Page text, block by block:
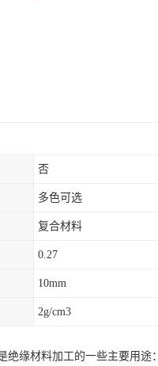
否
多色可选
复合材料
0.27
10mm
2g/cm3
缘材料加工的一些主要用途：